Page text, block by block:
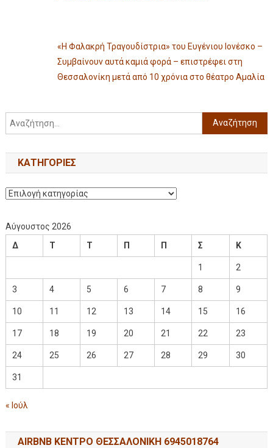
«Η Φαλακρή Τραγουδίστρια» του Ευγένιου Ιονέσκο –
Συμβαίνουν αυτά καμιά φορά – επιστρέφει στη
Θεσσαλονίκη μετά από 10 χρόνια στο θέατρο Αμαλία
KΑΤΗΓΟΡΊΕΣ
Αύγουστος 2026
Δ
Τ Τ Π Π Σ Κ
1 2
3 4 5 6 7 8 9
10 11 12 13 14 15 16
17 18 19 20 21 22 23
24 25 26 27 28 29 30
31
« Ιούλ
AIRBNB ΚΕΝΤΡΟ ΘΕΣΣΑΛΟΝΙΚΗ 6945018764